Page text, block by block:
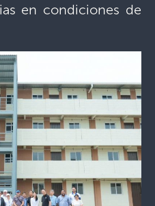
en condiciones de